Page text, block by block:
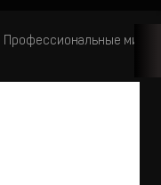
Профессиональные